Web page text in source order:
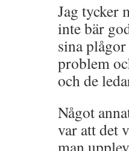
Jag tycker
inte bär
sina
problem
och de
Något
var att det
man